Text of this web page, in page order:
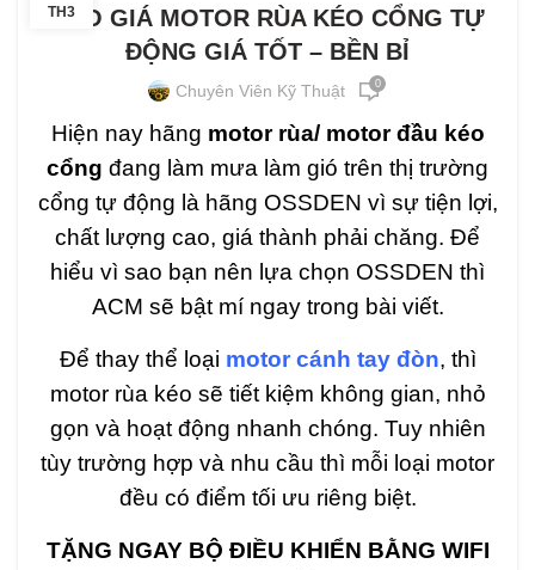
TH3
BÁO GIÁ MOTOR RÙA KÉO CỔNG TỰ
ĐỘNG GIÁ TỐT – BỀN BỈ
Chuyên Viên Kỹ Thuật 0
Hiện nay hãng motor rùa/ motor đầu kéo
cổng đang làm mưa làm gió trên thị trường
cổng tự động là hãng OSSDEN vì sự tiện lợi,
chất lượng cao, giá thành phải chăng. Để
hiểu vì sao bạn nên lựa chọn OSSDEN thì
ACM sẽ bật mí ngay trong bài viết.
Để thay thể loại motor cánh tay đòn, thì
motor rùa kéo sẽ tiết kiệm không gian, nhỏ
gọn và hoạt động nhanh chóng. Tuy nhiên
tùy trường hợp và nhu cầu thì mỗi loại motor
đều có điểm tối ưu riêng biệt.
TẶNG NGAY BỘ ĐIỀU KHIỂN BẰNG WIFI